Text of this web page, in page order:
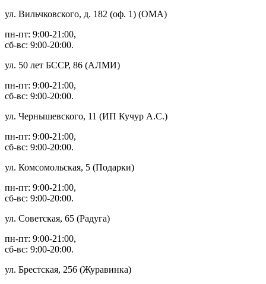
ул. Вильчковского, д. 182 (оф. 1) (ОМА)
пн-пт: 9:00-21:00,
сб-вс: 9:00-20:00.
ул. 50 лет БССР, 86 (АЛМИ)
пн-пт: 9:00-21:00,
сб-вс: 9:00-20:00.
ул. Чернышевского, 11 (ИП Кучур А.С.)
пн-пт: 9:00-21:00,
сб-вс: 9:00-20:00.
ул. Комсомольская, 5 (Подарки)
пн-пт: 9:00-21:00,
сб-вс: 9:00-20:00.
ул. Советская, 65 (Радуга)
пн-пт: 9:00-21:00,
сб-вс: 9:00-20:00.
ул. Брестская, 256 (Журавинка)